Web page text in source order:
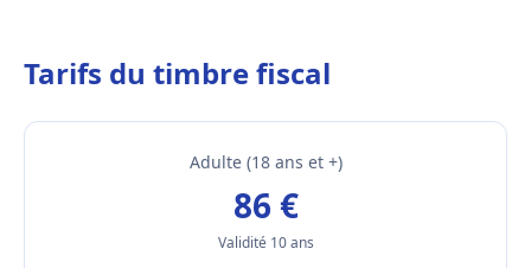
Tarifs du timbre fiscal
Adulte (18 ans et +)
86 €
Validité 10 ans